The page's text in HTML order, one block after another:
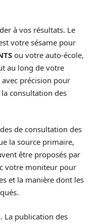
à vos résultats. Le
votre sésame pour
ou votre auto-école,
au long de votre
précision pour
consultation des
de consultation des
la source primaire,
être proposés par
votre moniteur pour
et la manière dont les
La publication des